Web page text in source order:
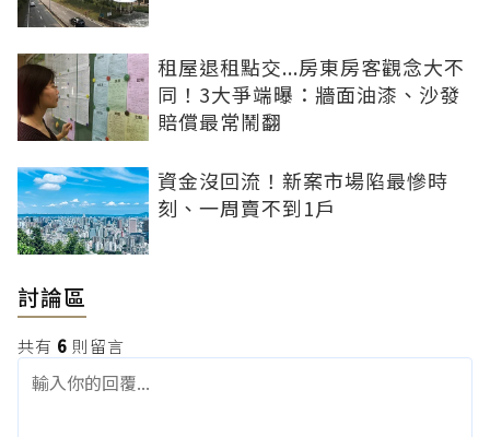
租屋退租點交...房東房客觀念大不
同！3大爭端曝：牆面油漆、沙發
賠償最常鬧翻
資金沒回流！新案市場陷最慘時
刻、一周賣不到1戶
討論區
共有 6 則留言